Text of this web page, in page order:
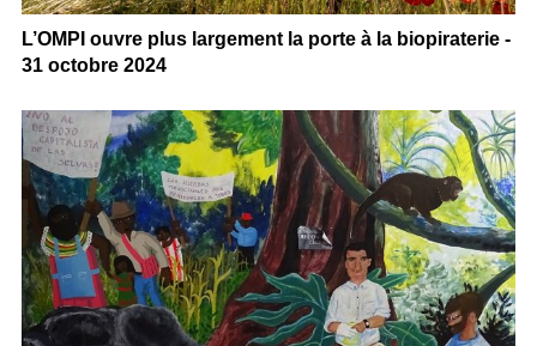
L’OMPI ouvre plus largement la porte à la biopiraterie -
31 octobre 2024